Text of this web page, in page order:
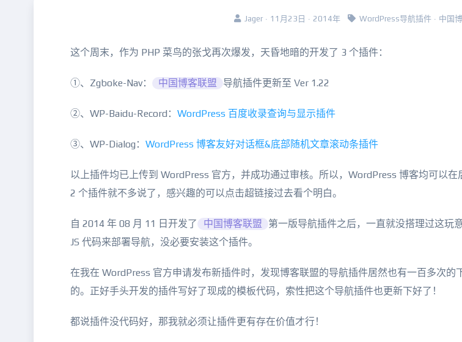
Jager · 11月23日 · 2014年 WordPress导航插件· 中国
这个周末，作为 PHP 菜鸟的张戈再次爆发，天昏地暗的开发了 3 个插件：
①、Zgboke-Nav： 中国博客联盟 导航插件更新至 Ver 1.22
②、WP-Baidu-Record： WordPress 百度收录查询与显示插件
③、WP-Dialog： WordPress 博客友好对话框&底部随机文章滚动条插件
以上插件均已上传到 WordPress 官方，并成功通过审核。所以，WordPress 博客均可以
2 个插件就不多说了，感兴趣的可以点击超链接过去看个明白。
自 2014 年 08 月 11 日开发了 中国博客联盟
第一版导航插件之后，一直就没搭理过这玩
JS 代码来部署导航，没必要安装这个插件。
在我在 WordPress 官方申请发布新插件时，发现博客联盟的导航插件居然也有一百多次的
的。正好手头开发的插件写好了现成的模板代码，索性把这个导航插件也更新下好了！
都说插件没代码好，那我就必须让插件更有存在价值才行！